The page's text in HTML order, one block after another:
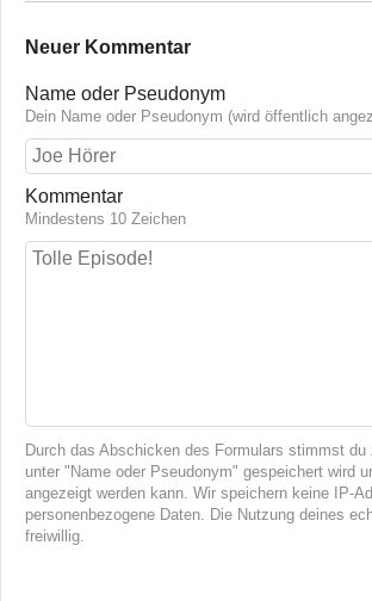
Neuer Kommentar
Name oder Pseudonym
Dein Name oder Pseudonym (wird öffentlich
Kommentar
Mindestens 10 Zeichen
Durch das Abschicken des Formulars stimmst
unter "Name oder Pseudonym" gespeichert wird
angezeigt werden kann. Wir speichern keine IP-
personenbezogene Daten. Die Nutzung deines
freiwillig.